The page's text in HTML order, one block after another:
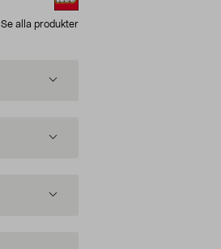
Se alla produkter